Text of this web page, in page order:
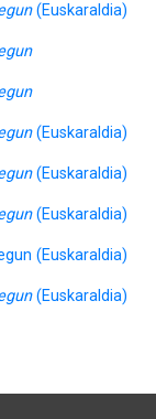
(Euskaraldia)
(Euskaraldia)
(Euskaraldia)
(Euskaraldia)
(Euskaraldia)
(Euskaraldia)